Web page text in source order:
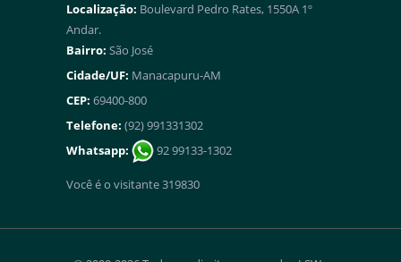
Localização: Boulevard Pedro Rates, 1550A 1º
Andar.
Bairro: São José
Cidade/UF: Manacapuru-AM
CEP: 69400-800
Telefone: (92) 991331302
Whatsapp:
92 99133-1302
Você é o visitante 319830